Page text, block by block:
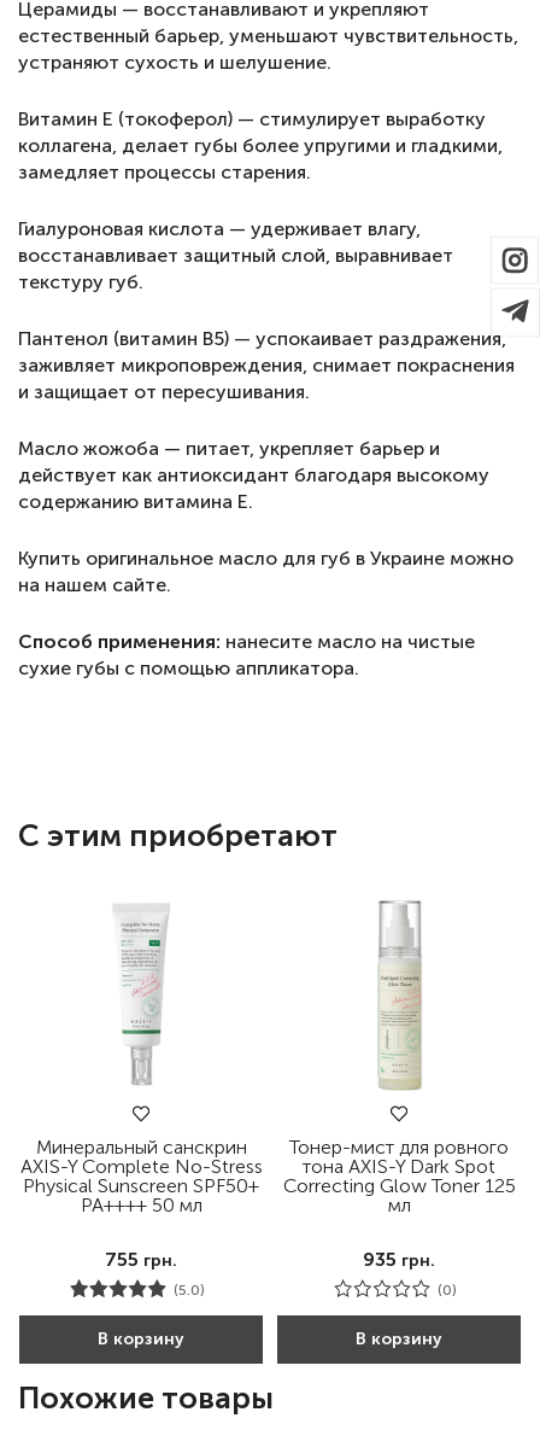
Церамиды — восстанавливают и укрепляют
естественный барьер, уменьшают чувствительность,
устраняют сухость и шелушение.
Витамин Е (токоферол) — стимулирует выработку
коллагена, делает губы более упругими и гладкими,
замедляет процессы старения.
Гиалуроновая кислота — удерживает влагу,
восстанавливает защитный слой, выравнивает
текстуру губ.
Пантенол (витамин B5) — успокаивает раздражения,
заживляет микроповреждения, снимает покраснения
и защищает от пересушивания.
Масло жожоба — питает, укрепляет барьер и
действует как антиоксидант благодаря высокому
содержанию витамина Е.
Купить оригинальное масло для губ в Украине можно
на нашем сайте.
Способ применения: нанесите масло на чистые
сухие губы с помощью аппликатора.
С этим приобретают
Минеральный санскрин
AXIS-Y Complete No-Stress
Physical Sunscreen SPF50+
PA++++ 50 мл
755 грн.
(5.0)
В корзину
Тонер-мист для ровного
тона AXIS-Y Dark Spot
Correcting Glow Toner 125
мл
935 грн.
(0)
В корзину
Похожие товары